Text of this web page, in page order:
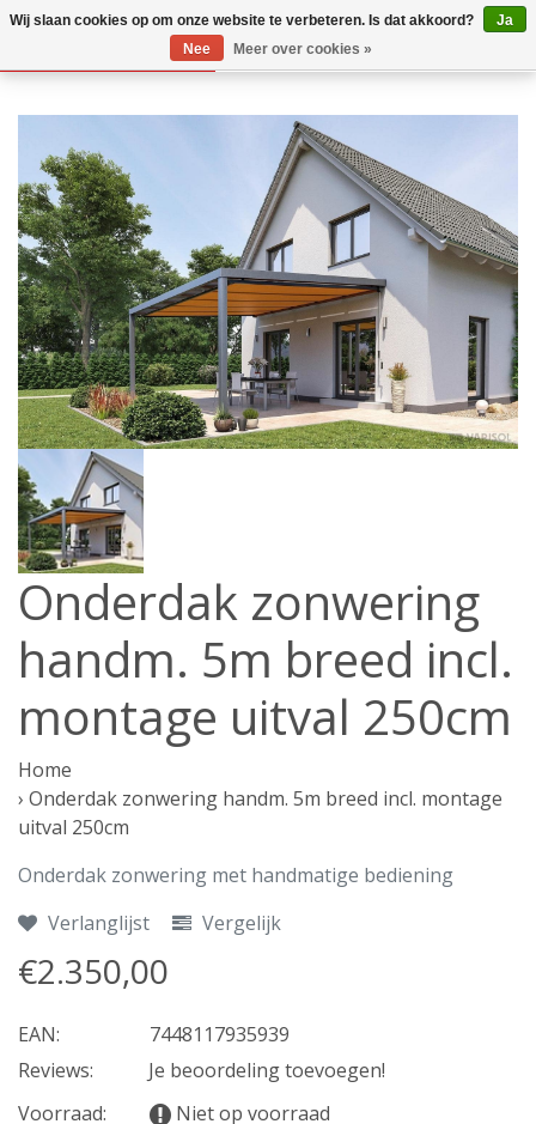
Onderdak zonwering
handm. 5m breed incl.
montage uitval 250cm
Home
› Onderdak zonwering handm. 5m breed incl. montage
uitval 250cm
Onderdak zonwering met handmatige bediening
Verlanglijst
Vergelijk
€2.350,00
EAN:
7448117935939
Reviews:
Je beoordeling toevoegen!
Voorraad:
Niet op voorraad
Wij slaan cookies op om onze website te verbeteren. Is dat akkoord?
Ja
Nee
Meer over cookies »